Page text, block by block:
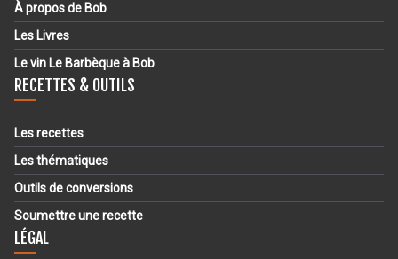
À propos de Bob
Les Livres
Le vin Le Barbèque à Bob
RECETTES & OUTILS
Les recettes
Les thématiques
Outils de conversions
Soumettre une recette
LÉGAL